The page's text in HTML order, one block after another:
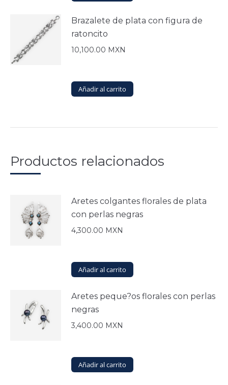
Brazalete de plata con figura de
ratoncito
10,100.00 MXN
Añadir al carrito
Productos relacionados
Aretes colgantes florales de plata
con perlas negras
4,300.00 MXN
Añadir al carrito
Aretes peque?os florales con perlas
negras
3,400.00 MXN
Añadir al carrito